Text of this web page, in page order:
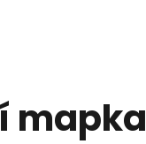
mapka